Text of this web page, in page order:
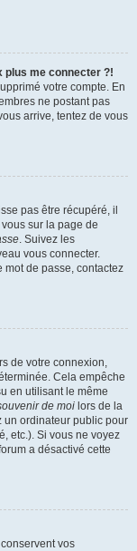
plus me connecter ?!
votre compte. En
ne postant pas
arrive, tentez de vous
pas être récupéré, il
sur la page de
. Suivez les
vous connecter.
de passe, contactez
de votre connexion,
Cela empêche
en utilisant le même
de moi lors de la
un ordinateur public pour
etc.). Si vous ne voyez
a désactivé cette
vos